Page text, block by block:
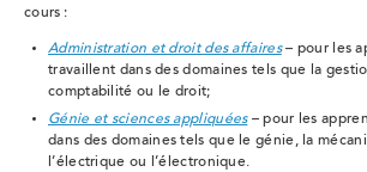
cours :
Administration et droit des affaires– pour les
travaillent dans des domaines tels que la
comptabilité ou le droit;
Génie et sciences appliquées– pour les
dans des domaines tels que le génie, la
l’électrique ou l’électronique.